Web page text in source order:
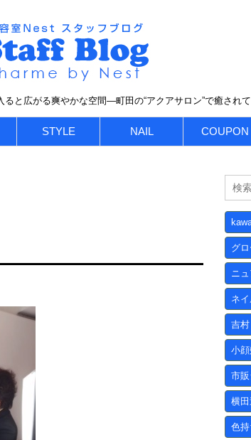
と広がる爽やかな空間―町田の“アクアサロン”で癒され
STYLE NAIL COUPON
グ
ニ
ネ
吉村
小
市
横田
色